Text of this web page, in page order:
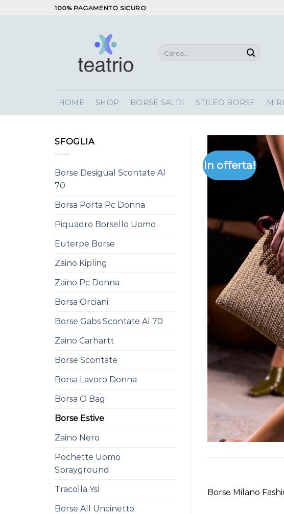
100% PAGAMENTO SICURO
Cerca:
HOME SHOP BORSE SALDI STILEO BORSE
SFOGLIA
Borse Desigual Scontate Al
70
Borsa Porta Pc Donna
Piquadro Borsello Uomo
Euterpe Borse
Zaino Kipling
Zaino Pc Donna
Borsa Orciani
Borse Gabs Scontate Al 70
Zaino Carhartt
Borse Scontate
Borsa Lavoro Donna
Borsa O Bag
Borse Estive
Zaino Nero
Pochette Uomo
Sprayground
Tracolla Ysl
Borse All Uncinetto
In offerta!
Borse Milano